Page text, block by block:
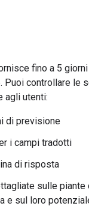
fino a 5
Puoi controllare le
agli utenti:
di previsione
i campi tradotti
di risposta
sulle piante
e sul loro